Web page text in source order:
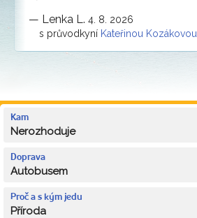
— Lenka L. 4. 8. 2026
s průvodkyní Kateřinou Kozákovou
Kam
Nerozhoduje
Doprava
Autobusem
Proč a s kým jedu
Příroda